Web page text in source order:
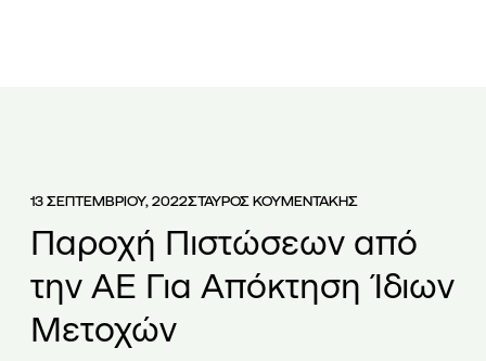
13 ΣΕΠΤΕΜΒΡΙΟΥ, 2022ΣΤΑΥΡΟΣ ΚΟΥΜΕΝΤΑΚΗΣ
Παροχή Πιστώσεων από
την ΑΕ Για Απόκτηση Ίδιων
Μετοχών